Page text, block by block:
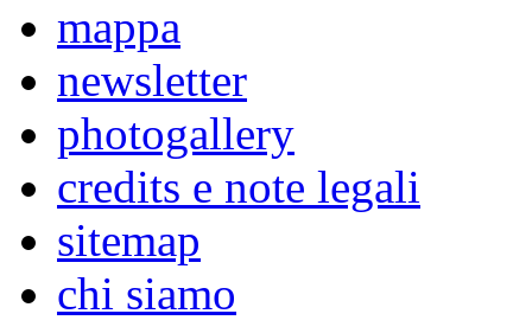
mappa
newsletter
photogallery
credits e note legali
sitemap
chi siamo